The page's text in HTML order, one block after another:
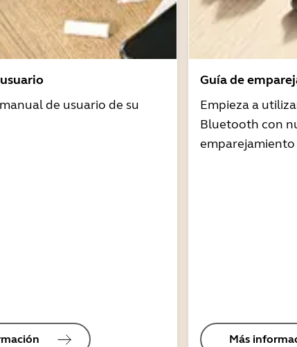
de usuario de su
Guía de
Empieza a
Bluetooth con
emparejamiento
Más